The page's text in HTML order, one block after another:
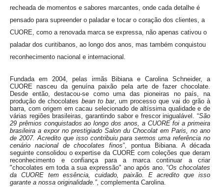
recheada de momentos e sabores marcantes, onde cada detalhe é
pensado para supreender o paladar e tocar o coração dos clientes, a
CUORE, como a renovada marca se expressa, não apenas cativou o
paladar dos curitibanos, ao longo dos anos, mas também conquistou
reconhecimento nacional e internacional.
Fundada em 2004, pelas irmãs Bibiana e Carolina Schneider, a
CUORE nasceu da genuína paixão pela arte de fazer chocolate.
Desde então, destacou-se como uma das pioneiras no país, na
produção de chocolates bean to bar, um processo que vai do grão à
barra, com origem em cacau selecionado de altíssima qualidade e de
várias regiões brasileiras, garantindo sabor e frescor inigualável. “São
29 prêmios conquistados ao longo dos anos, a CUORE foi a primeira
brasileira a expor no prestigiado Salon du Chocolat em Paris, no ano
de 2007. Acredito que isso contribuiu para sermos uma referência no
cenário nacional de chocolates finos”, pontua Bibiana. A década
seguinte consolidou o expertise da CUORE com coleções que deram
reconhecimento e confiança para a marca continuar a criar
"chocolates em toda a sua expressão" ano após ano. “Os chocolates
da CUORE tem essência, cuidado, paixão. E acredito que isso
garante a nossa originalidade.”, complementa Carolina.